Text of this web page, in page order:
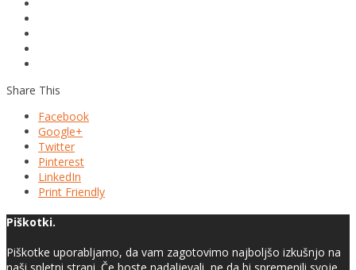
Share This
Facebook
Google+
Twitter
Pinterest
LinkedIn
Print Friendly
Piškotki.
Piškotke uporabljamo, da vam zagotovimo najboljšo izkušnjo na
naši spletni strani. Če boste nadaljevali, ne da bi spremenili svoje